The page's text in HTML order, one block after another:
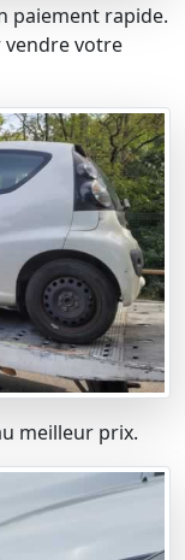
paiement rapide.
vendre votre
meilleur prix.